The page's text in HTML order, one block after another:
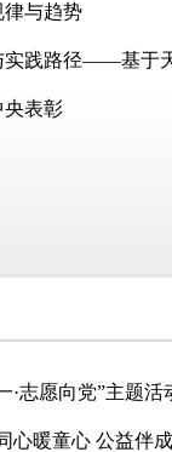
律与趋势
实践路径——基于
央表彰
·志愿向党”主题活
心暖童心 公益伴